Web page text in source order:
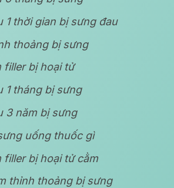
1 thời gian bị sưng đau
thoảng bị sưng
filler bị hoại tử
1 tháng bị sưng
3 năm bị sưng
uống thuốc gì
filler bị hoại tử cằm
thỉnh thoảng bị sưng